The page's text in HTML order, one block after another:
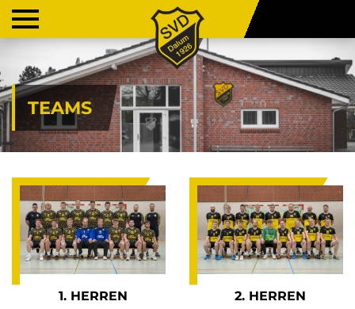
TEAMS
1. HERREN 2. HERREN